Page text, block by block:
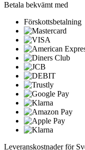
Betala bekvämt med
Förskottsbetalning
Leveranskostnader för